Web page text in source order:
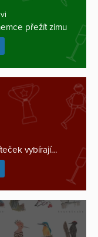
přežít zimu
vybírají…